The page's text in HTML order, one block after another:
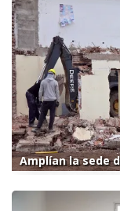
Amplían la sede